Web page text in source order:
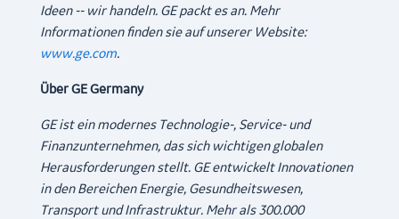
Ideen -- wir handeln. GE packt es an. Mehr
Informationen finden sie auf unserer Website:
www.ge.com.
Über GE Germany
GE ist ein modernes Technologie-, Service- und
Finanzunternehmen, das sich wichtigen globalen
Herausforderungen stellt. GE entwickelt Innovationen
in den Bereichen Energie, Gesundheitswesen,
Transport und Infrastruktur. Mehr als 300.000